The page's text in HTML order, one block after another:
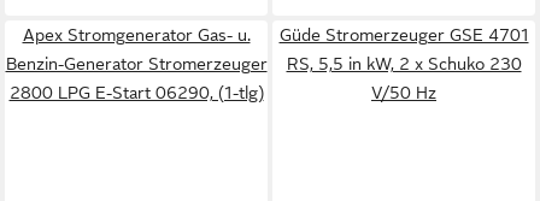
Apex Stromgenerator Gas- u.
Benzin-Generator Stromerzeuger
2800 LPG E-Start 06290, (1-tlg)
Güde Stromerzeuger GSE 4701
RS, 5,5 in kW, 2 x Schuko 230
V/50 Hz